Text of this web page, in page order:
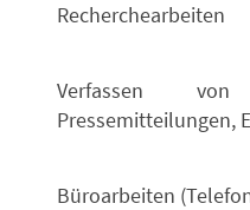
Recherchearbeiten
Verfassen von
Pressemitteilungen,
Büroarbeiten